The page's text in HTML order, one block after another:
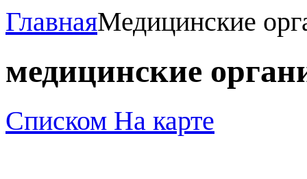
ГлавнаяМедицинские
медицинские
Списком На карте